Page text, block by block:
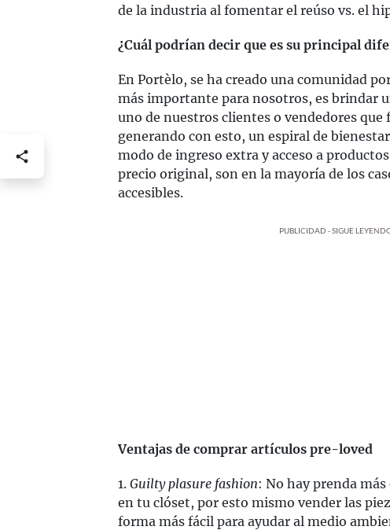
de la industria al fomentar el reúso vs. el
¿Cuál podrían decir que es su principal
En Portèlo, se ha creado una comunidad
más importante para nosotros, es brindar
uno de nuestros clientes o vendedores
generando con esto, un espiral de
modo de ingreso extra y acceso a
precio original, son en la mayoría de los
accesibles.
PUBLICIDAD - SIGUE
Ventajas de comprar artículos pre-loved
1. Guilty plasure fashion: No hay prenda
en tu clóset, por esto mismo vender las
forma más fácil para ayudar al medio